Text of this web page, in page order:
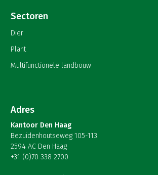
Sectoren
Dier
Plant
Multifunctionele landbouw
Adres
Kantoor Den Haag
Bezuidenhoutseweg 105-113
2594 AC Den Haag
+31 (0)70 338 2700